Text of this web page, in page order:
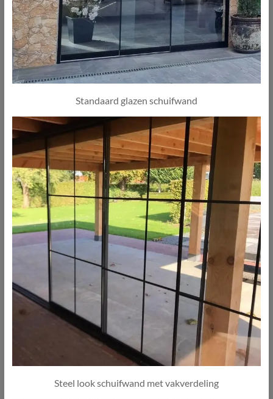
Standaard glazen schuifwand
Steel look schuifwand met vakverdeling